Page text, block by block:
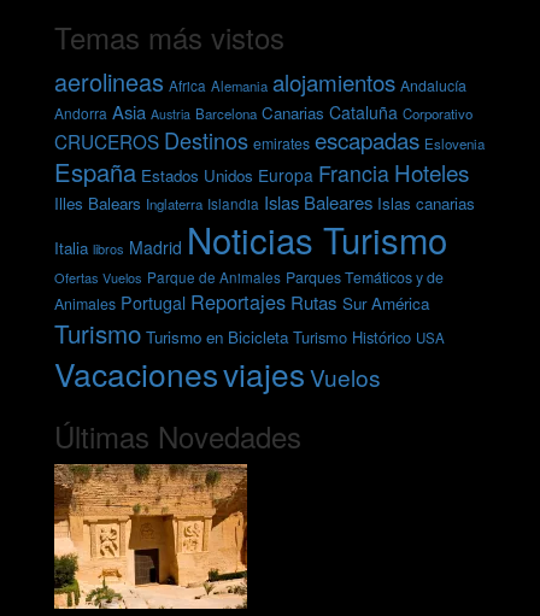
Temas más vistos
aerolineas Africa Alemania alojamientos Andalucía
Andorra Asia Austria Barcelona Canarias Cataluña Corporativo
CRUCEROS Destinos emirates escapadas Eslovenia
España Estados Unidos Europa Francia Hoteles
Illes Balears Inglaterra Islandia Islas Baleares Islas canarias
Italia libros Madrid Noticias Turismo
Ofertas Vuelos Parque de Animales Parques Temáticos y de
Animales Portugal Reportajes Rutas Sur América
Turismo Turismo en Bicicleta Turismo Histórico USA
VacacionesviajesVuelos
Últimas Novedades